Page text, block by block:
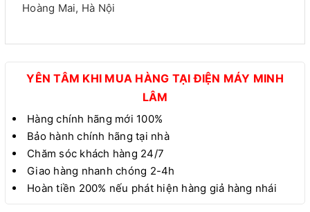
Hoàng Mai, Hà Nội
YÊN TÂM KHI MUA HÀNG TẠI ĐIỆN MÁY MINH
LÂM
Hàng chính hãng mới 100%
Bảo hành chính hãng tại nhà
Chăm sóc khách hàng 24/7
Giao hàng nhanh chóng 2-4h
Hoàn tiền 200% nếu phát hiện hàng giả hàng nhái